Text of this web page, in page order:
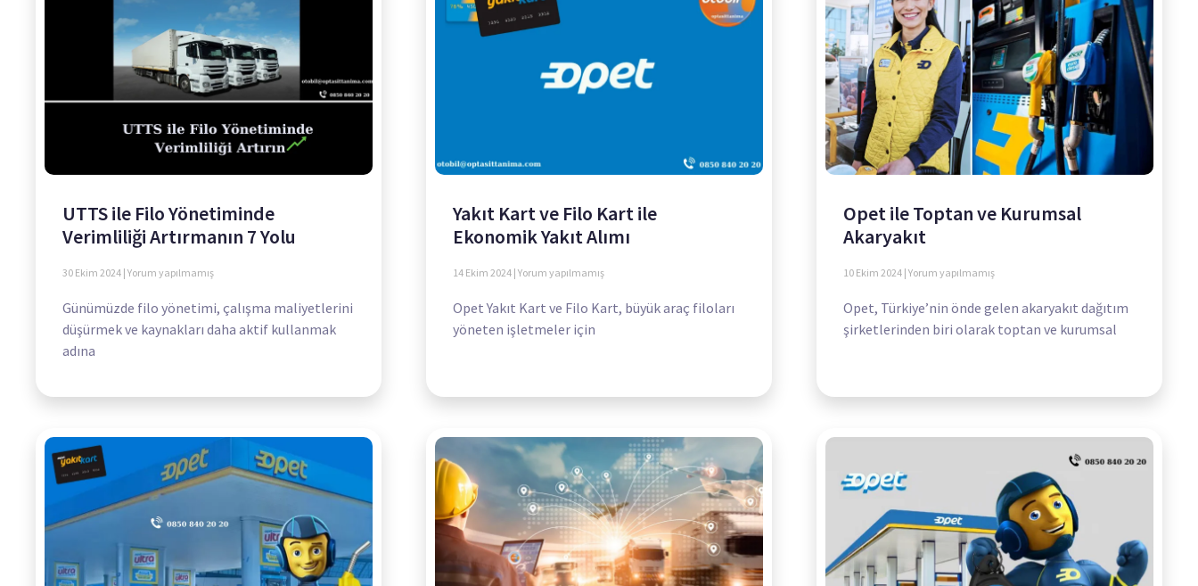
UTTS ile Filo Yönetiminde
Verimliliği Artırmanın 7 Yolu
30 Ekim 2024 Yorum yapılmamış
Günümüzde filo yönetimi, çalışma maliyetlerini
düşürmek ve kaynakları daha aktif kullanmak
adına
Yakıt Kart ve Filo Kart ile
Ekonomik Yakıt Alımı
14 Ekim 2024 Yorum yapılmamış
Opet Yakıt Kart ve Filo Kart, büyük araç filoları
yöneten işletmeler için
Opet ile Toptan ve Kurumsal
Akaryakıt
10 Ekim 2024 Yorum yapılmamış
Opet, Türkiye’nin önde gelen akaryakıt dağıtım
şirketlerinden biri olarak toptan ve kurumsal